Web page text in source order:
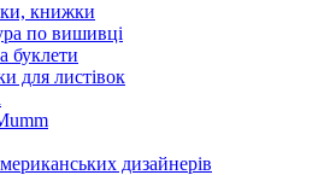
книжки
по вишивці
буклети
для листівок
дизайнерів